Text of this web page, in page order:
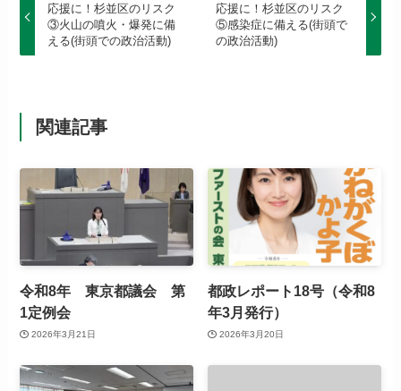
応援に！杉並区のリスク
③火山の噴火・爆発に備
える(街頭での政治活動)
応援に！杉並区のリスク
⑤感染症に備える(街頭で
の政治活動)
関連記事
令和8年 東京都議会 第
1定例会
2026年3月21日
都政レポート18号（令和8
年3月発行）
2026年3月20日